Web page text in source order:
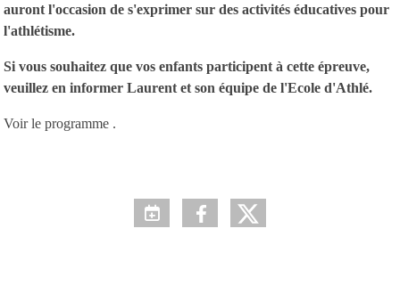
auront l'occasion de s'exprimer sur des activités éducatives pour
l'athlétisme.
Si vous souhaitez que vos enfants participent à cette épreuve,
veuillez en informer Laurent et son équipe de l'Ecole d'Athlé.
Voir le programme .